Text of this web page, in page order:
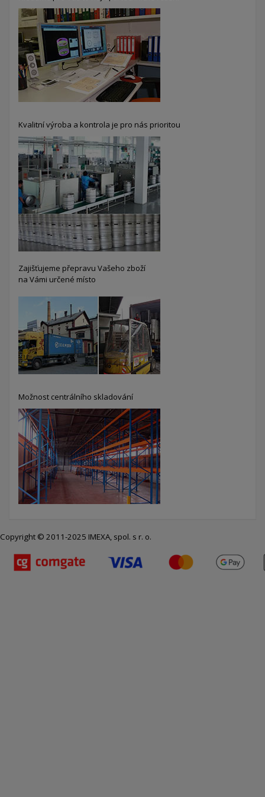
Kvalitní výroba a kontrola je pro nás prioritou
Zajišťujeme přepravu Vašeho zboží
na Vámi určené místo
Možnost centrálního skladování
Copyright © 2011-2025 IMEXA, spol. s r. o.